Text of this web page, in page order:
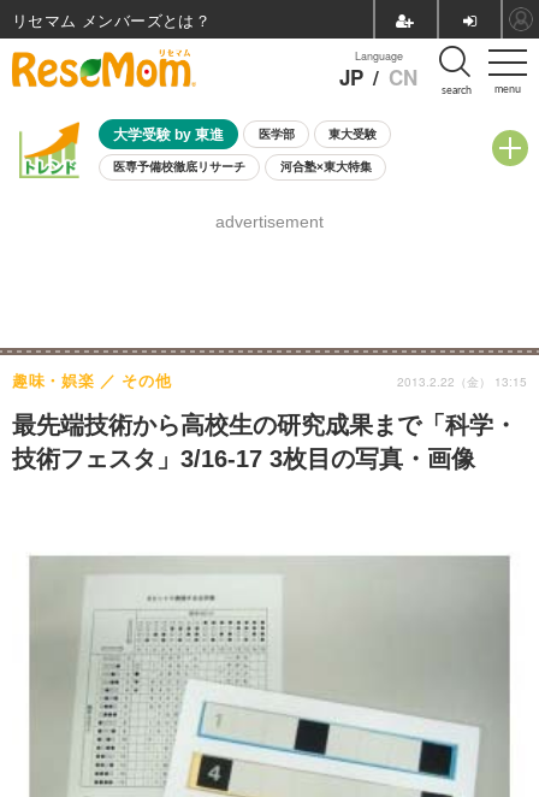
menu
Language
JP / CN search
大学受験 by 東進 医学部 東大受験
医専予備校徹底リサーチ 河合塾×東大特集
8月開催学校説明会・相談会
advertisement
最先端技術から高校生の研究成果まで「科学・
技術フェスタ」3/16-17 3枚目の写真・画像
趣味・娯楽 その他 2013.2.22（金） 13:15
リセマム メンバーズ